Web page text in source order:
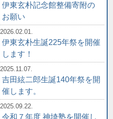
伊東玄朴記念館整備寄附の
お願い
2026.02.01.
伊東玄朴生誕225年祭を開催
します！
2025.11.07.
吉田絃二郎生誕140年祭を開
催します。
2025.09.22.
令和７年度 神埼塾を開催し